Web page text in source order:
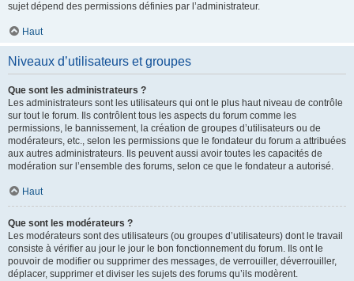
sujet dépend des permissions définies par l’administrateur.
Haut
Niveaux d’utilisateurs et groupes
Que sont les administrateurs ?
Les administrateurs sont les utilisateurs qui ont le plus haut niveau de contrôle
sur tout le forum. Ils contrôlent tous les aspects du forum comme les
permissions, le bannissement, la création de groupes d’utilisateurs ou de
modérateurs, etc., selon les permissions que le fondateur du forum a attribuées
aux autres administrateurs. Ils peuvent aussi avoir toutes les capacités de
modération sur l’ensemble des forums, selon ce que le fondateur a autorisé.
Haut
Que sont les modérateurs ?
Les modérateurs sont des utilisateurs (ou groupes d’utilisateurs) dont le travail
consiste à vérifier au jour le jour le bon fonctionnement du forum. Ils ont le
pouvoir de modifier ou supprimer des messages, de verrouiller, déverrouiller,
déplacer, supprimer et diviser les sujets des forums qu’ils modèrent.